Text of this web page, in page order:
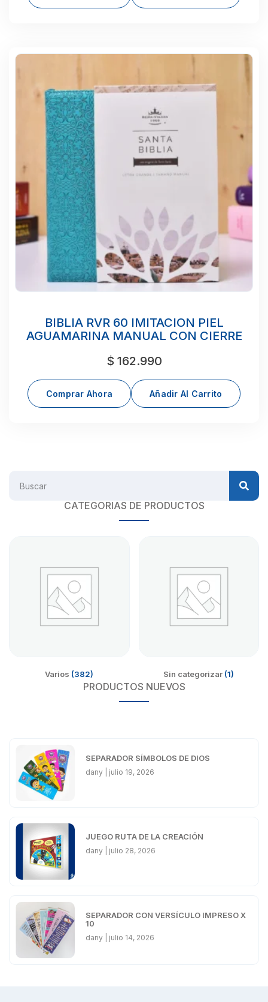
BIBLIA RVR 60 IMITACION PIEL
AGUAMARINA MANUAL CON CIERRE
$ 162.990
Comprar Ahora Añadir Al Carrito
CATEGORIAS DE PRODUCTOS
Varios (382) Sin categorizar (1)
PRODUCTOS NUEVOS
SEPARADOR SÍMBOLOS DE DIOS
dany julio 19, 2026
JUEGO RUTA DE LA CREACIÓN
dany julio 28, 2026
SEPARADOR CON VERSÍCULO IMPRESO X
10
dany julio 14, 2026